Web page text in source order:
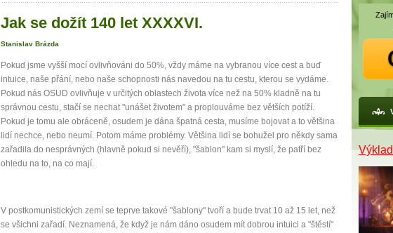
Jak se dožít 140 let XXXXVI.
Stanislav Brázda
Pokud jsme vyšší mocí ovlivňováni do 50%, vždy máme na vybranou více cest a buď
intuice, naše přání, nebo naše schopnosti nás navedou na tu cestu, kterou se vydáme.
Pokud nás OSUD ovlivňuje v určitých oblastech života více než na 50% kladně na tu
správnou cestu, stačí se nechat "unášet životem" a proplouváme bez větších potíží.
Pokud je tomu ale obráceně, osudem je dána špatná cesta, musíme bojovat a to většina
lidí nechce, nebo neumí. Potom máme problémy. Většina lidí se bohužel pro někdy sama
zařadila do nesprávných (hlavně pokud si nevěří), "šablon" kam si myslí, že patří bez
ohledu na to, na co mají.
V postkomunistických zemí se teprve takové "šablony" tvoří a bude trvat 10 až 15 let, než
se všichni zařadí. Neznamená, že když je nám dáno osudem mít dobrou intuici a "štěstí"